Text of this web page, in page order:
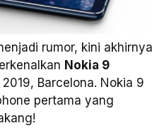
rumor, kini akhirnya
Nokia 9
Barcelona. Nokia 9
pertama yang